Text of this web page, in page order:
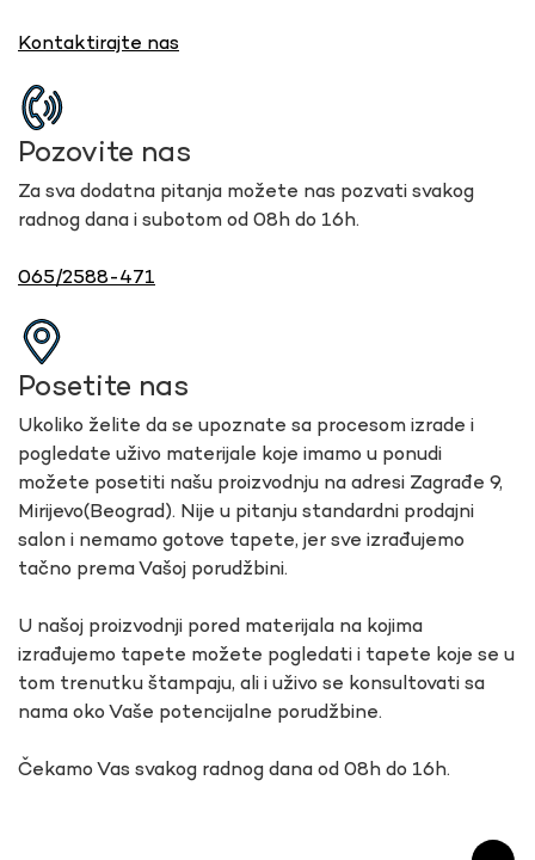
Kontaktirajte nas
Pozovite nas
Za sva dodatna pitanja možete nas pozvati svakog
radnog dana i subotom od 08h do 16h.
065/2588-471
Posetite nas
Ukoliko želite da se upoznate sa procesom izrade i
pogledate uživo materijale koje imamo u ponudi
možete posetiti našu proizvodnju na adresi Zagrađe 9,
Mirijevo(Beograd). Nije u pitanju standardni prodajni
salon i nemamo gotove tapete, jer sve izrađujemo
tačno prema Vašoj porudžbini.
U našoj proizvodnji pored materijala na kojima
izrađujemo tapete možete pogledati i tapete koje se u
tom trenutku štampaju, ali i uživo se konsultovati sa
nama oko Vaše potencijalne porudžbine.
Čekamo Vas svakog radnog dana od 08h do 16h.